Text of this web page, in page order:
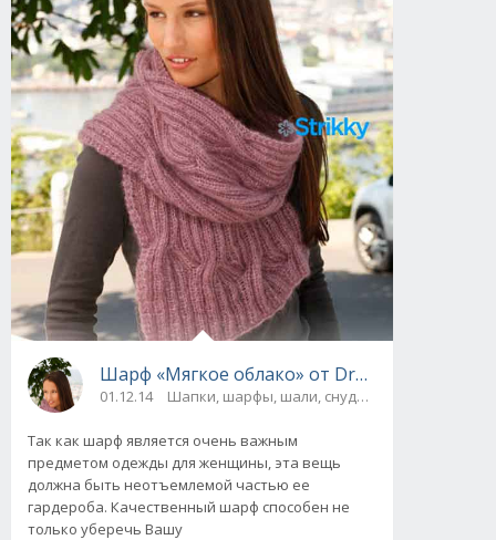
Шарф «Мягкое облако» от Drops Design,
01.12.14 Шапки, шарфы, шали, снуды и палантины
Так как шарф является очень важным
предметом одежды для женщины, эта вещь
должна быть неотъемлемой частью ее
гардероба. Качественный шарф способен не
только уберечь Вашу